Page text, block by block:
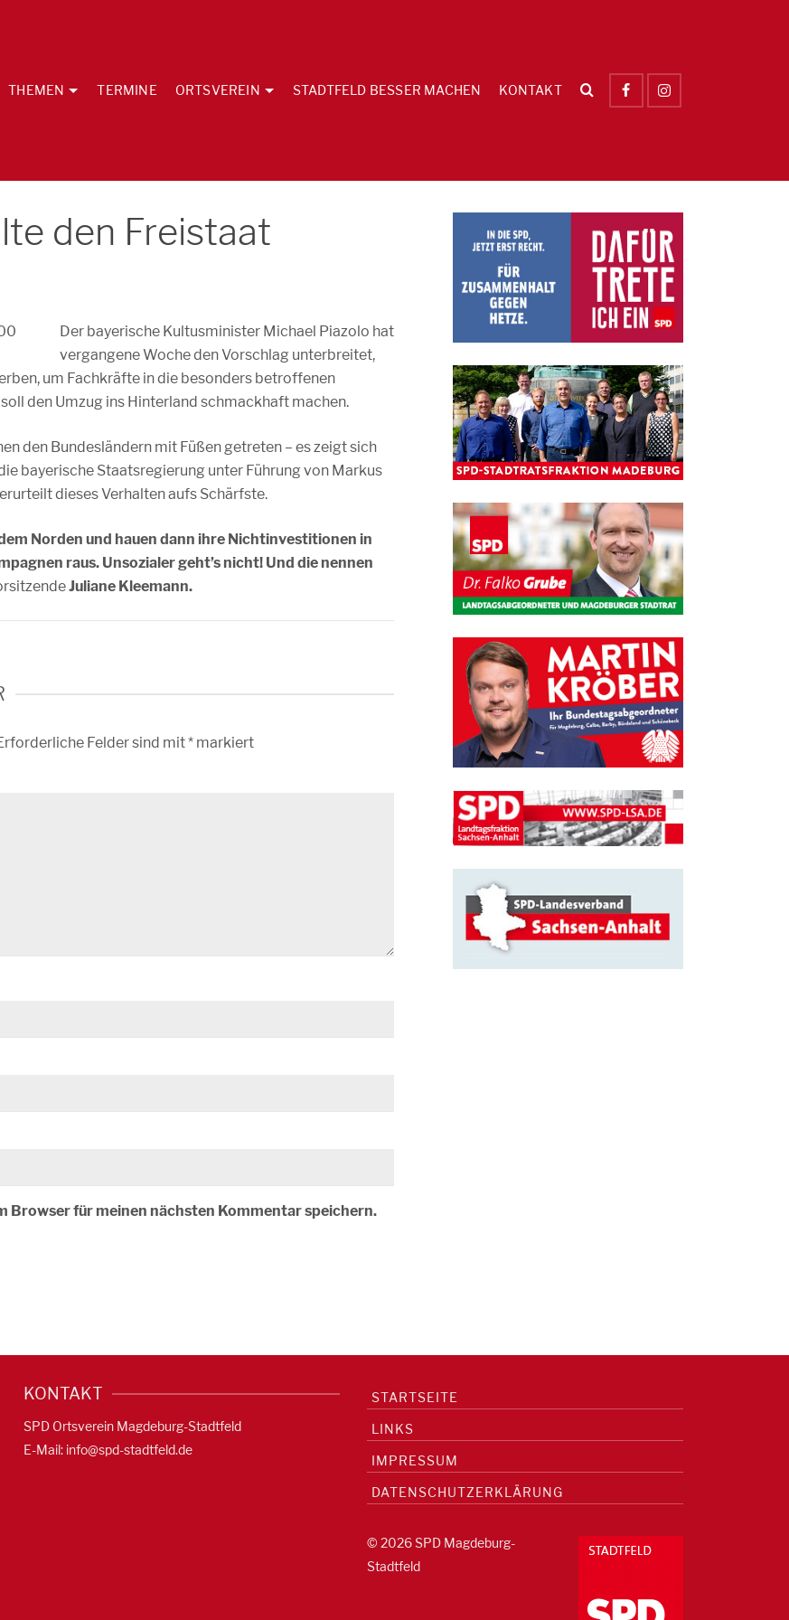
THEMEN TERMINE ORTSVEREIN STADTFELD BESSER MACHEN KONTAKT
den Freistaat
Der bayerische Kultusminister Michael Piazolo hat
vergangene Woche den Vorschlag unterbreitet,
um Fachkräfte in die besonders betroffenen
den Umzug ins Hinterland schmackhaft machen.
den Bundesländern mit Füßen getreten – es zeigt sich
bayerische Staatsregierung unter Führung von Markus
dieses Verhalten aufs Schärfste.
Norden und hauen dann ihre Nichtinvestitionen in
raus. Unsozialer geht’s nicht! Und die nennen
Juliane Kleemann.
Felder sind mit* markiert
Browser für meinen nächsten Kommentar speichern.
KONTAKT
SPD Ortsverein Magdeburg-Stadtfeld
E-Mail: info@spd-stadtfeld.de
STARTSEITE
LINKS
IMPRESSUM
DATENSCHUTZERKLÄRUNG
© 2026 SPD Magdeburg-
Stadtfeld